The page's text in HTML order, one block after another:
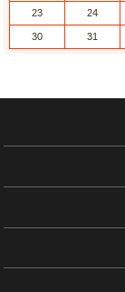
23 24
30 31